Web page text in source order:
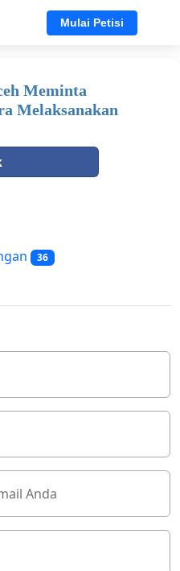
Mulai Petisi
Meminta
Melaksanakan
36
Anda